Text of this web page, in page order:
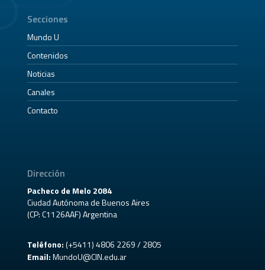
Secciones
Mundo U
Contenidos
Noticias
Canales
Contacto
Dirección
Pacheco de Melo 2084
Ciudad Autónoma de Buenos Aires
(CP: C1126AAF) Argentina
Teléfono:(+5411) 4806 2269 / 2805
Email: MundoU@CIN.edu.ar